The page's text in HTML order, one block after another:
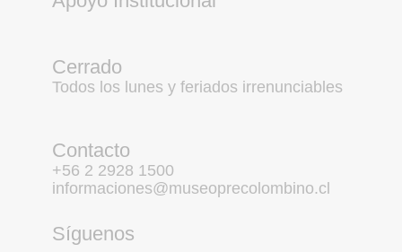
Cerrado
Todos los lunes y feriados irrenunciables
Contacto
+56 2 2928 1500
informaciones@museoprecolombino.cl
Síguenos